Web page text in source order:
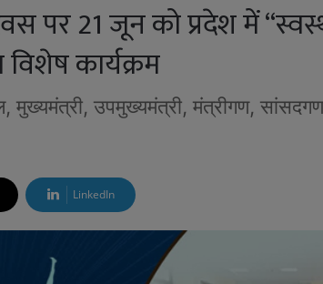
दिवस पर 21 जून को प्रदेश में
कार्यक्रम
मुख्यमंत्री, उपमुख्यमंत्री, मंत्रीगण,
LinkedIn